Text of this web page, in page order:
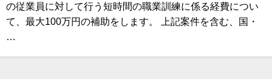
の従業員に対して行う短時間の職業訓練に係る経費につい
て、最大100万円の補助をします。 上記案件を含む、国・
…